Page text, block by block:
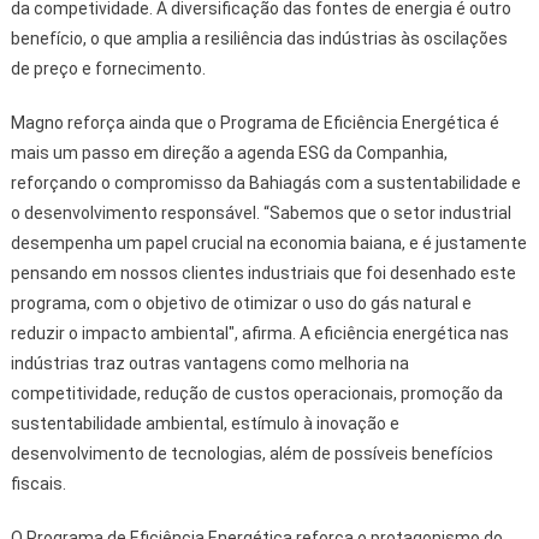
da competividade. A diversificação das fontes de energia é outro
benefício, o que amplia a resiliência das indústrias às oscilações
de preço e fornecimento.
Magno reforça ainda que o Programa de Eficiência Energética é
mais um passo em direção a agenda ESG da Companhia,
reforçando o compromisso da Bahiagás com a sustentabilidade e
o desenvolvimento responsável. “Sabemos que o setor industrial
desempenha um papel crucial na economia baiana, e é justamente
pensando em nossos clientes industriais que foi desenhado este
programa, com o objetivo de otimizar o uso do gás natural e
reduzir o impacto ambiental", afirma. A eficiência energética nas
indústrias traz outras vantagens como melhoria na
competitividade, redução de custos operacionais, promoção da
sustentabilidade ambiental, estímulo à inovação e
desenvolvimento de tecnologias, além de possíveis benefícios
fiscais.